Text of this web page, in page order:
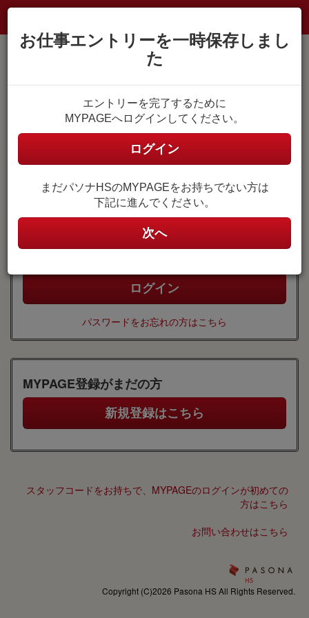
MYPAGE登録がお済みの方
MYPAGEにログイン
ユーザ名
(メールアドレス)
ユーザ名はご自身で設定したメールアドレスです。
パスワード
パスワードをお忘れの方はこちら
MYPAGE登録がまだの方
スタッフコードをお持ちで、MYPAGEのログインが初めての
方はこちら
お問い合わせはこちら
お仕事エントリーを一時保存しまし
た
エントリーを完了するために
MYPAGEへログインしてください。
ログイン
まだパソナHSのMYPAGEをお持ちでない方は
下記に進んでください。
次へ
Copyright (C)2026 Pasona HS All Rights Reserved.